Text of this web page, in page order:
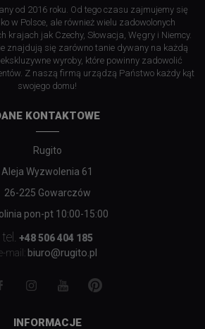
od 2016 roku. Od tego czasu zajmujemy się
w Polsce, ale również wielu zadowolonych
krajach jak Czechy, Słowacja, Węgry i Niemcy.
znajdują się zarówno tanie dywany na każdą
wyroby, które powinny zadowolić
Z naszą firmą urządzą Państwo każdy kąt
swojego domu!
KONTAKTOWE
Rugito
Aleja Wyzwolenia 61
26-225 Gowarczów
pon-pt 10:00-15:00
tel.
+48 506 404 185
mail: biuro@rugito.pl
INFORMACJE